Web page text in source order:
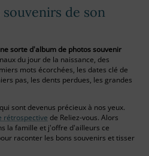
de son
sorte d'album de photos souvenir
du jour de la naissance, des
mots écorchées, les dates clé de
pas, les dents perdues, les grandes
sont devenus précieux à nos yeux.
rétrospective de Reliez-vous. Alors
la famille et j'offre d'ailleurs ce
raconter les bons souvenirs et tisser